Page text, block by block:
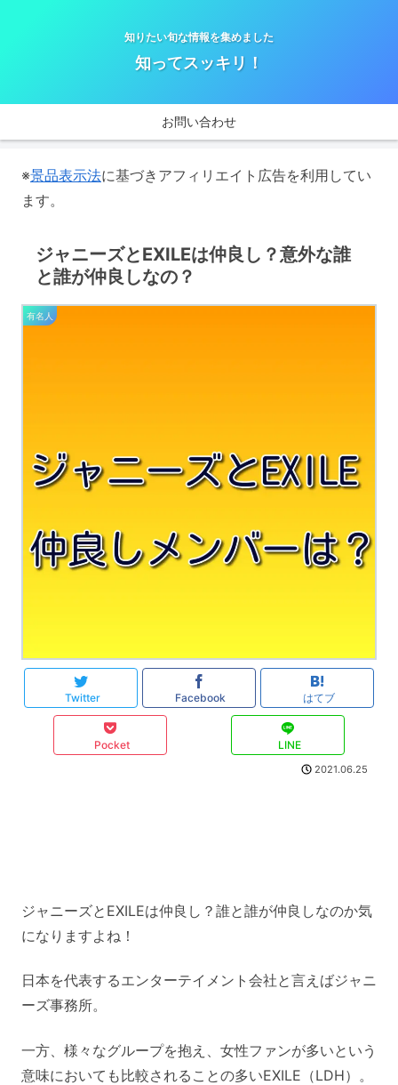
知りたい旬な情報を集めました
知ってスッキリ！
お問い合わせ
※景品表示法に基づきアフィリエイト広告を利用してい
ます。
ジャニーズとEXILEは仲良し？意外な誰
と誰が仲良しなの？
有名人
Twitter Facebook はてブ
Pocket LINE
2021.06.25
ジャニーズとEXILEは仲良し？誰と誰が仲良しなのか気
になりますよね！
日本を代表するエンターテイメント会社と言えばジャニ
ーズ事務所。
一方、様々なグループを抱え、女性ファンが多いという
意味においても比較されることの多いEXILE（LDH）。